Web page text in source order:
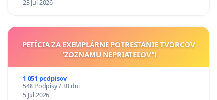
odvodňovacích kanálov na Slovensku
23 Jul 2026
PETÍCIA ZA EXEMPLÁRNE POTRESTANIE TVORCOV
"ZOZNAMU NEPRIATEĽOV"!
1 051 podpisov
548 Podpisy / 30 dni
5 Jul 2026